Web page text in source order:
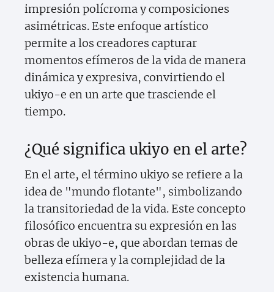
impresión polícroma y composiciones
asimétricas. Este enfoque artístico
permite a los creadores capturar
momentos efímeros de la vida de manera
dinámica y expresiva, convirtiendo el
ukiyo-e en un arte que trasciende el
tiempo.
¿Qué significa ukiyo en el arte?
En el arte, el término ukiyo se refiere a la
idea de "mundo flotante", simbolizando
la transitoriedad de la vida. Este concepto
filosófico encuentra su expresión en las
obras de ukiyo-e, que abordan temas de
belleza efímera y la complejidad de la
existencia humana.